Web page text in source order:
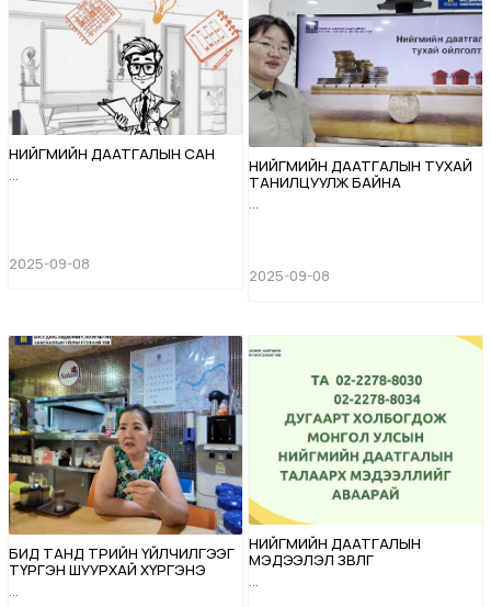
НИЙГМИЙН ДААТГАЛЫН САН
...
2025-09-08
НИЙГМИЙН ДААТГАЛЫН ТУХАЙ
ТАНИЛЦУУЛЖ БАЙНА
2025-09-08
БИД ТАНД ТӨРИЙН ҮЙЛЧИЛГЭЭГ
ТҮРГЭН ШУУРХАЙ ХҮРГЭНЭ
НИЙГМИЙН ДААТГАЛЫН
МЭДЭЭЛЭЛ ЗӨВЛӨГӨӨ